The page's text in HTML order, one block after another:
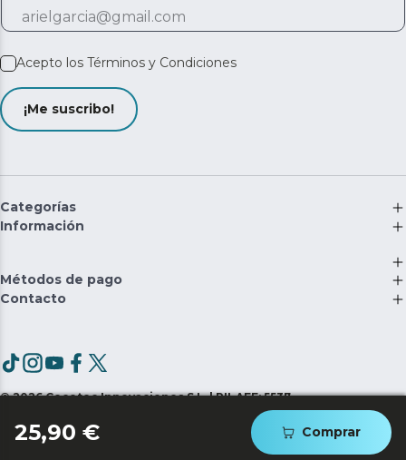
25,90 € Comprar
Acepto los Términos y Condiciones
¡Me suscribo!
Categorías
Información
Métodos de pago
Contacto
©2026 Cecotec Innovaciones S.L. | RII-AEE: 5537